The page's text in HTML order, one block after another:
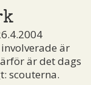
är
är det dags
scouterna.